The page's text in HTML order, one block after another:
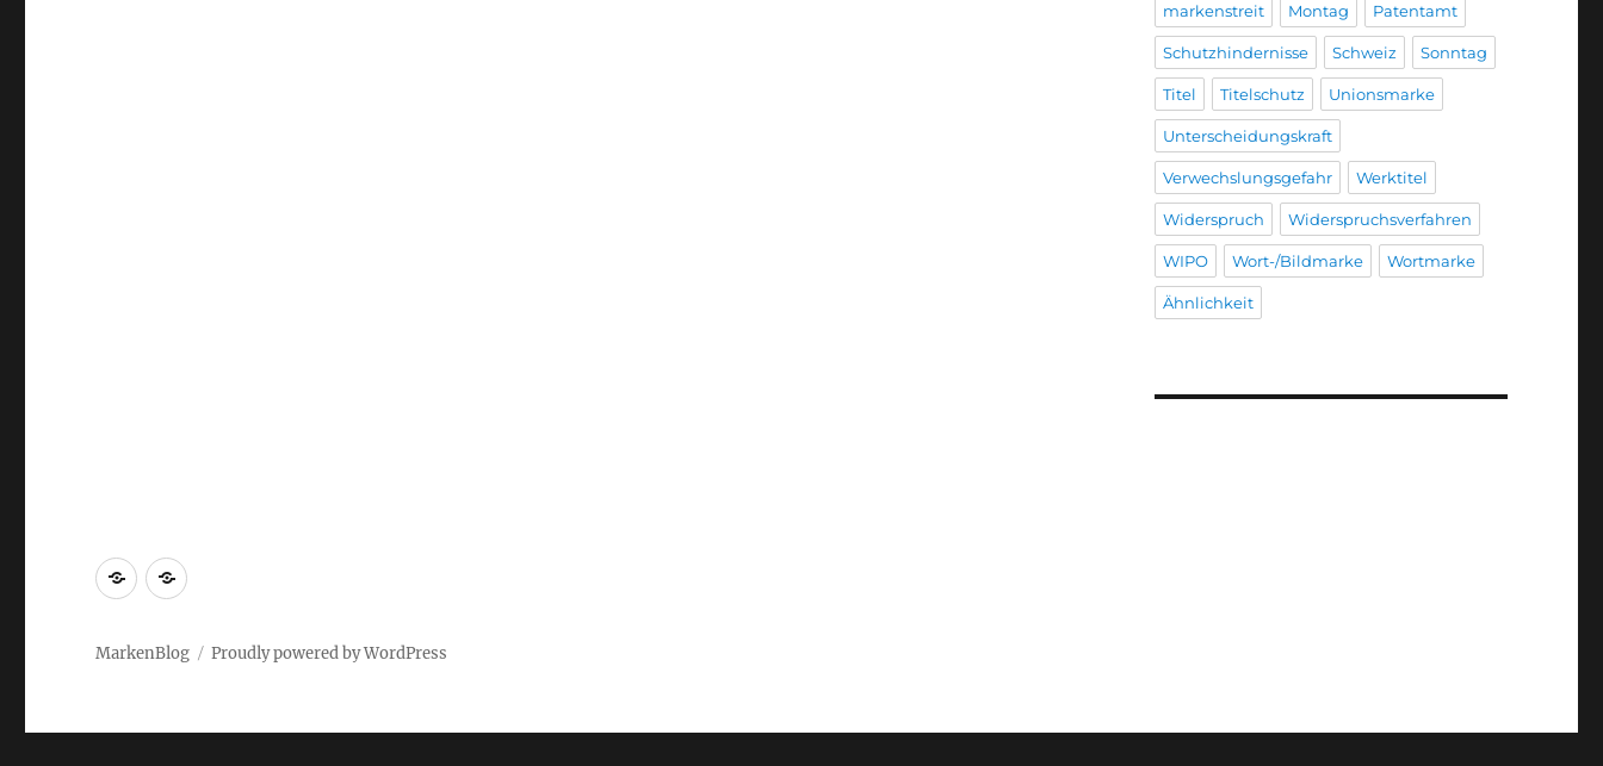
markenstreit Montag Patentamt
Schutzhindernisse Schweiz Sonntag
Titel Titelschutz Unionsmarke
Unterscheidungskraft
Verwechslungsgefahr Werktitel
Widerspruch Widerspruchsverfahren
WIPO Wort-/Bildmarke Wortmarke
Ähnlichkeit
Markenrecherche
Gastbeiträge
MarkenBlog Proudly powered by WordPress